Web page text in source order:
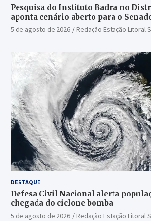
Pesquisa do Instituto Badra no
aponta cenário aberto para o
5 de agosto de 2026 Redação Estação Litoral
DESTAQUE
Defesa Civil Nacional alerta
chegada do ciclone bomba
5 de agosto de 2026 Redação Estação Litoral